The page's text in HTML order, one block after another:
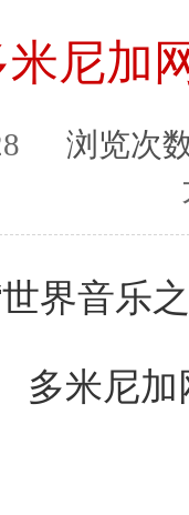
米尼加
浏览次
界音乐
多米尼加